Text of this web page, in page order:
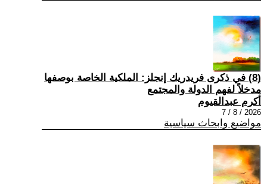
(8) في ذكرى فريدريك إنجلز: الملكية الخاصة بوصفها
مدخلاً لفهم الدولة والمجتمع
أكرم عبدالقيوم
2026 / 8 / 7
مواضيع وابحاث سياسية